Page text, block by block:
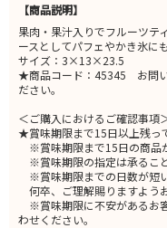
【商品説明】
果肉・果汁入りでフルーツテ
ースとしてパフェやかき氷に
サイズ：3×13×23.5
★商品コード：45345 お問い
ださい。
＜ご購入におけるご確認事項
★賞味期限まで15日以上残っ
※賞味期限まで15日の商品
※賞味期限の指定は承るこ
※賞味期限までの日数が短
何卒、ご理解賜りますよう
※賞味期限に不安があるお
わせください。